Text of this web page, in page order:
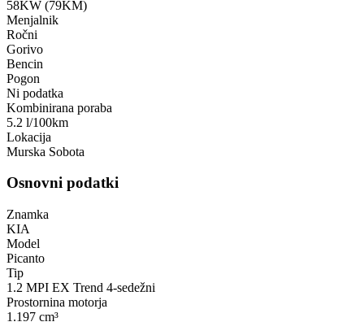
58KW (79KM)
Menjalnik
Ročni
Gorivo
Bencin
Pogon
Ni podatka
Kombinirana poraba
5.2 l/100km
Lokacija
Murska Sobota
Osnovni podatki
Znamka
KIA
Model
Picanto
Tip
1.2 MPI EX Trend 4-sedežni
Prostornina motorja
1.197 cm³